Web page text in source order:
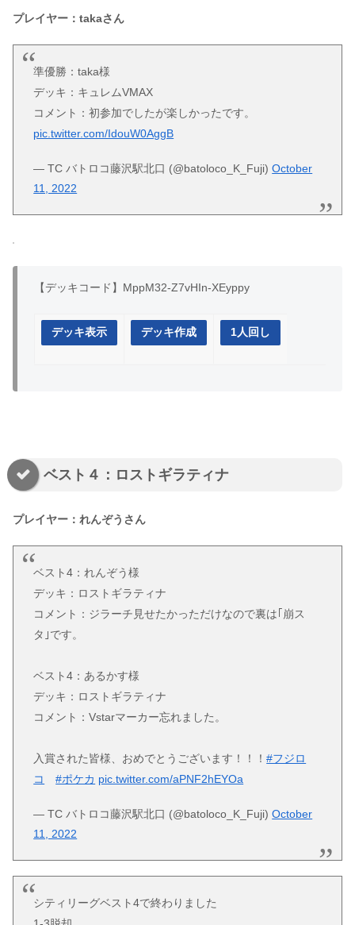
プレイヤー：takaさん
準優勝：taka様
デッキ：キュレムVMAX
コメント：初参加でしたが楽しかったです。
pic.twitter.com/IdouW0AggB
— TC バトロコ藤沢駅北口 (@batoloco_K_Fuji)October
11, 2022
【デッキコード】MppM32-Z7vHIn-XEyppy
デッキ表示 デッキ作成 1人回し
ベスト４：ロストギラティナ
プレイヤー：れんぞうさん
ベスト4：れんぞう様
デッキ：ロストギラティナ
コメント：ジラーチ見せたかっただけなので裏は｢崩ス
タ｣です。
ベスト4：あるかす様
デッキ：ロストギラティナ
コメント：Vstarマーカー忘れました。
入賞された皆様、おめでとうございます！！！#フジロ
コ
#ポケカ pic.twitter.com/aPNF2hEYOa
— TC バトロコ藤沢駅北口 (@batoloco_K_Fuji)October
11, 2022
シティリーグベスト4で終わりました